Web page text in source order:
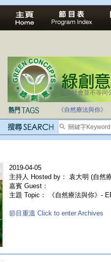
法治社會並不等同
自家教育合法化-
《自然療法與你》
2019-04-05
主持人 Hosted by： 袁大明 (自然
嘉賓 Guest：
主題 Topic： 《自然療法與你》-
節目重溫 Click to enter Archives